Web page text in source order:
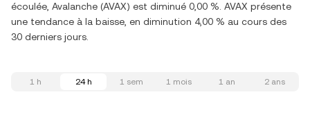
écoulée, Avalanche (AVAX) est diminué 0,00 %. AVAX présente
une tendance à la baisse, en diminution 4,00 % au cours des
30 derniers jours.
1 h 24 h 1 sem 1 mois 1 an 2 ans